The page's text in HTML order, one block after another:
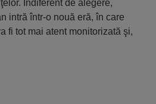
Indiferent de alegere,
intră într-o nouă eră, în care
fi tot mai atent monitorizată şi,